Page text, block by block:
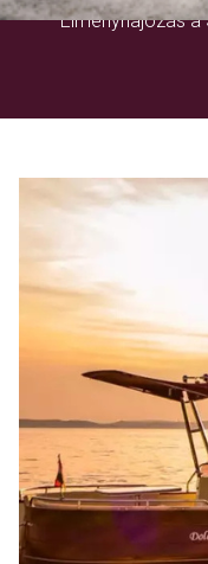
Élményhajózás